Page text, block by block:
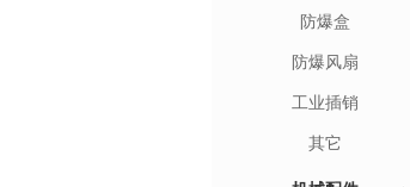
防爆盒
防爆风扇
工业插销
其它